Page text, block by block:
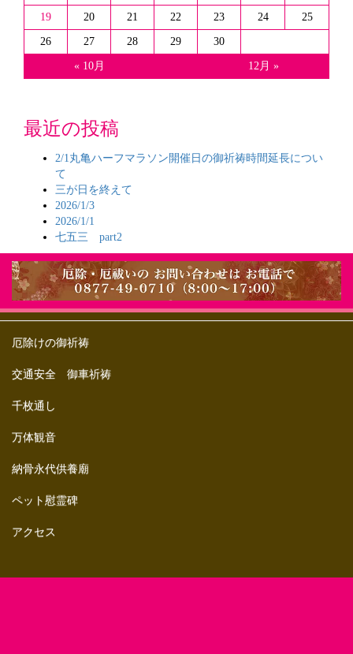
« 10月 12月 »
19 20 21 22 23 24 25
26 27 28 29 30
最近の投稿
2/1丸亀ハーフマラソン開催日の御祈祷時間延長につい
て
三が日を終えて
2026/1/3
2026/1/1
七五三 part2
厄除けの御祈祷
交通安全 御車祈祷
千枚通し
万体観音
納骨永代供養廟
ペット慰霊碑
アクセス